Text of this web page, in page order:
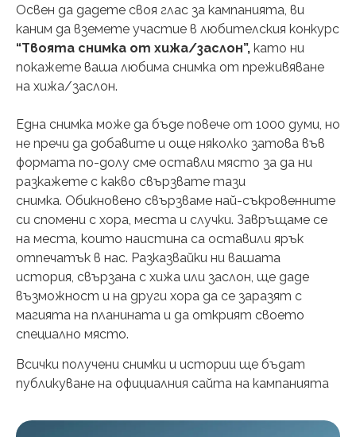
Освен да дадете своя глас за кампанията, ви
каним да вземете участие в любителския конкурс
“Твоята снимка от хижа/заслон”, като ни
покажете ваша любима снимка от преживяване
на хижа/заслон.
Една снимка може да бъде повече от 1000 думи, но
не пречи да добавите и още няколко затова във
формата по-долу сме оставли място за да ни
разкажете с какво свързвате тази
снимка. Обикновено свързваме най-съкровенните
си спомени с хора, места и случки. Завръщаме се
на места, които наистина са оставили ярък
отпечатък в нас. Разказвайки ни вашата
история, свързана с хижа или заслон, ще даде
възможност и на други хора да се заразят с
магията на планината и да открият своето
специално място.
Всички получени снимки и истории ще бъдат
публикуване на официалния сайта на кампанията